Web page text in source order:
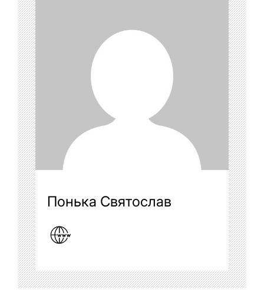
Понька Святослав